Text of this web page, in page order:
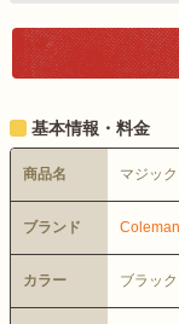
基本情報・料金
商品名 マジッ
ブランド Coleman
カラー ブラック